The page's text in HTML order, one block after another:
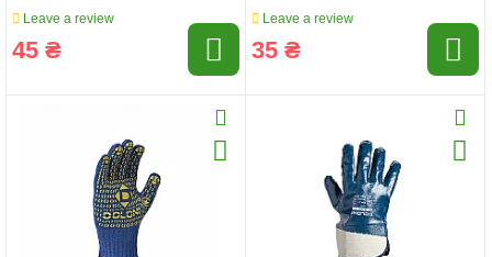
Leave a review
45 ₴
Leave a review
35 ₴